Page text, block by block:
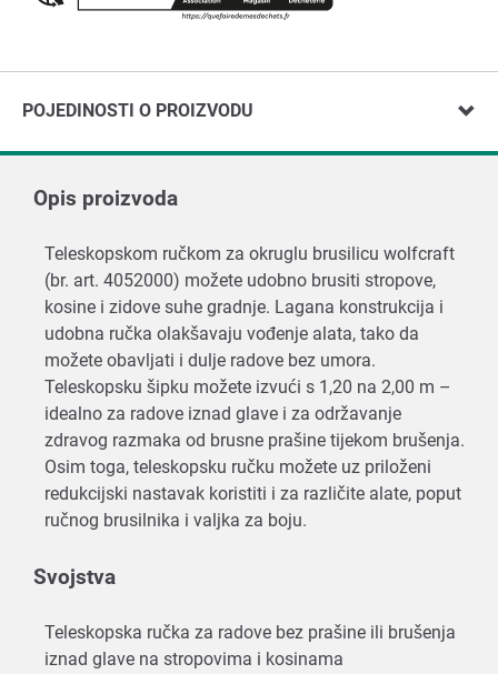
POJEDINOSTI O PROIZVODU
Opis proizvoda
Teleskopskom ručkom za okruglu brusilicu wolfcraft
(br. art. 4052000) možete udobno brusiti stropove,
kosine i zidove suhe gradnje. Lagana konstrukcija i
udobna ručka olakšavaju vođenje alata, tako da
možete obavljati i dulje radove bez umora.
Teleskopsku šipku možete izvući s 1,20 na 2,00 m –
idealno za radove iznad glave i za održavanje
zdravog razmaka od brusne prašine tijekom brušenja.
Osim toga, teleskopsku ručku možete uz priloženi
redukcijski nastavak koristiti i za različite alate, poput
ručnog brusilnika i valjka za boju.
Svojstva
Teleskopska ručka za radove bez prašine ili brušenja
iznad glave na stropovima i kosinama